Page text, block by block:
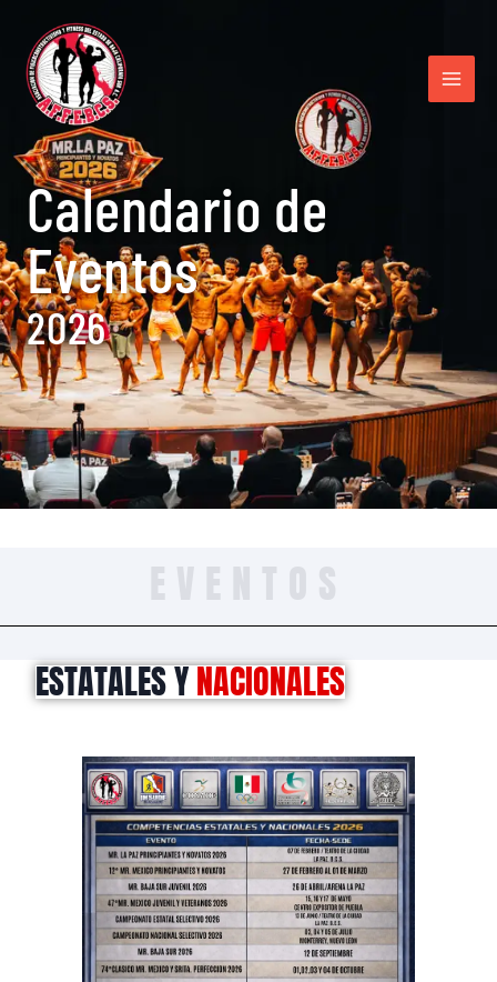
Calendario de
Eventos
2026
ESTATALES YNACIONALES